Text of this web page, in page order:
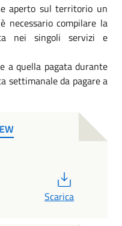
aperto sul territorio un
necessario compilare la
nei singoli servizi e
a quella pagata durante
settimanale da pagare a
Scarica